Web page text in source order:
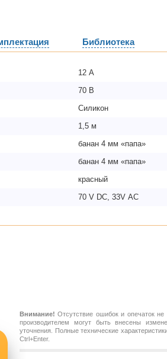
Библиотека
12 А
70 В
Силикон
1,5 м
банан 4 мм «папа»
банан 4 мм «папа»
красный
70 V DC, 33V АС
Внимание! Отсутствие ошибок и опечаток не
производителем могут быть внесены
уточнения. Полные технические
Ctrl+Enter.